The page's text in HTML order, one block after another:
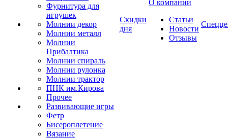
Фурнитура для
игрушек
Молнии декор
Молнии металл
Молнии
Прибалтика
Молнии спираль
Молнии рулонка
Молнии трактор
ПНК им.Кирова
Прочее
Развивающие игры
Фетр
Бисероплетение
Вязание
Скидки
дня
О компании
Статьи
Новости
Отзывы